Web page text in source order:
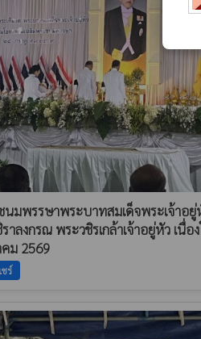
นมพรรษาพระบาทสมเด็จพระเจ้าอ
ลงกรณ พระวชิรเกล้าเจ้าอยู่หัว เนื่
ม 2569
ร์